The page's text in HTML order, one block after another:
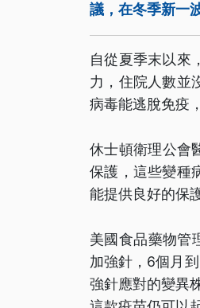
議，在冬季新一
自從夏季末以來
力，住院人數並
病毒能逃脫免疫
休士頓衛理公會
保護，這些變種
能提供良好的保
美國食品藥物管
加強針，6個月
強針應對的變異